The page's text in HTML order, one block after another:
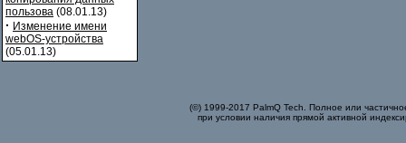
пользова (08.01.13)
· Изменение имени
webOS-устройства
(05.01.13)
(©) 1999-2017 PalmQ Tech. Полное или
при условии наличия прямой активной